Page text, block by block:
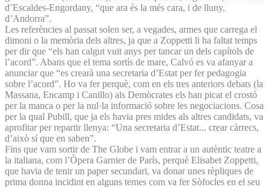
d’Escaldes-Engordany, “que ara és la més cara, i de lluny,
d’Andorra”.
Les referències al passat solen ser, a vegades, armes que carrega el
dimoni o la memòria dels altres, ja que a Zoppetti li ha faltat temps
per dir que “els han calgut vuit anys per tancar un dels capítols de
l’acord”. Abans que el tema sortís de mare, Calvó es va afanyar a
anunciar que “es crearà una secretaria d’Estat per fer pedagogia
sobre l’acord”. Ho va fer perquè, com en els tres anteriors debats (la
Massana, Encamp i Canillo) als Demòcrates els han picat el crostó
per la manca o per la nul·la informació sobre les negociacions. Cosa
per la qual Pubill, que ja els havia pres mides als altres candidats, va
aprofitar per repartir llenya: “Una secretaria d’Estat... crear càrrecs,
d’això sí que en saben”.
Fins que vam sortir de The Globe i vam entrar a un autèntic teatre a
la italiana, com l’Òpera Garnier de París, perquè Elisabet Zoppetti,
que havia de tenir un paper secundari, va donar unes rèpliques de
prima donna incidint en alguns temes com va fer Sòfocles en el seu